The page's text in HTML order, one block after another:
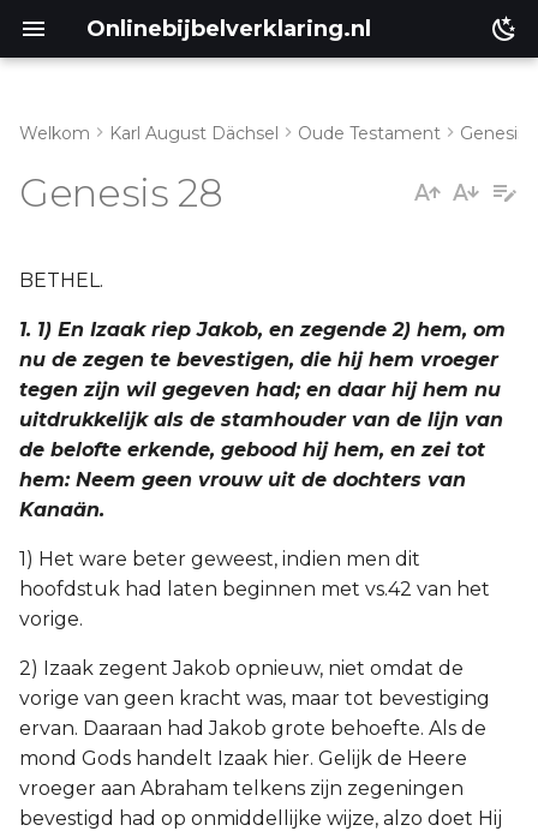
Onlinebijbelverklaring.nl
Lukas
Johannes
Handelingen
Romeinen
1 Korinthe
2 Korinthe
Galaten
Éfeze
Filippenzen
Kolossenzen
Welkom Karl August Dächsel Oude Testament Genesis
Genesis 28
BETHEL.
1. 1) En Izaak riep Jakob, en zegende 2) hem, om
nu de zegen te bevestigen, die hij hem vroeger
tegen zijn wil gegeven had; en daar hij hem nu
uitdrukkelijk als de stamhouder van de lijn van
de belofte erkende, gebood hij hem, en zei tot
hem: Neem geen vrouw uit de dochters van
Kanaän.
1) Het ware beter geweest, indien men dit
hoofdstuk had laten beginnen met vs.42 van het
vorige.
2) Izaak zegent Jakob opnieuw, niet omdat de
vorige van geen kracht was, maar tot bevestiging
ervan. Daaraan had Jakob grote behoefte. Als de
mond Gods handelt Izaak hier. Gelijk de Heere
vroeger aan Abraham telkens zijn zegeningen
bevestigd had op onmiddellijke wijze, alzo doet Hij